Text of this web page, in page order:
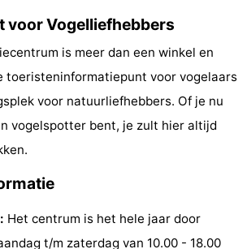
voor Vogelliefhebbers
is meer dan een winkel en
toeristeninformatiepunt voor vogelaars
voor natuurliefhebbers. Of je nu
vogelspotter bent, je zult hier altijd
Het centrum is het hele jaar door
t/m zaterdag van 10.00 - 18.00